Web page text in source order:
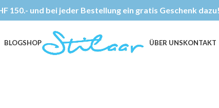
150.- und bei jeder Bestellung ein gratis Geschenk dazu!
BLOGSHOP ÜBER UNSKONTAKT